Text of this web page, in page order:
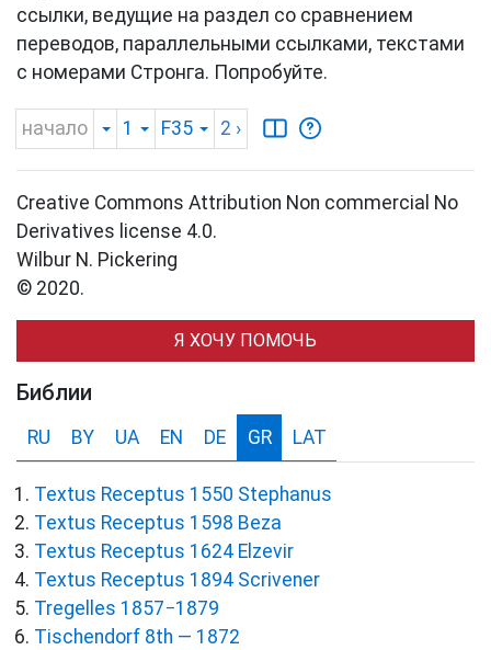
ссылки, ведущие на раздел со сравнением
переводов, параллельными ссылками, текстами
с номерами Стронга. Попробуйте.
начало 1 F35 2 ›
Creative Commons Attribution Non commercial No
Derivatives license 4.0.
Wilbur N. Pickering
© 2020.
Я ХОЧУ ПОМОЧЬ
Библии
RU BY UA EN DE GR LAT
Textus Receptus 1550 Stephanus
Textus Receptus 1598 Beza
Textus Receptus 1624 Elzevir
Textus Receptus 1894 Scrivener
Tregelles 1857−1879
Tischendorf 8th — 1872